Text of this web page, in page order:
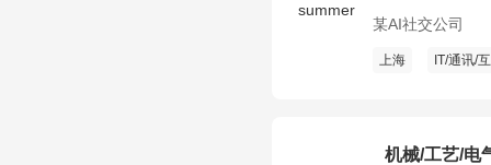
summer
某AI社交公司
上海 IT/通讯/
机械/工艺/电